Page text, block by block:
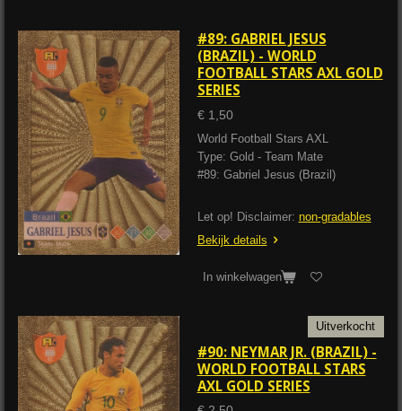
#89: GABRIEL JESUS
(BRAZIL) - WORLD
FOOTBALL STARS AXL GOLD
SERIES
€ 1,50
World Football Stars AXL
Type: Gold - Team Mate
#89: Gabriel Jesus (Brazil)
Let op! Disclaimer: non-gradables
Bekijk details
In winkelwagen
Uitverkocht
#90: NEYMAR JR. (BRAZIL) -
WORLD FOOTBALL STARS
AXL GOLD SERIES